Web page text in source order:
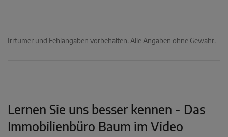
Irrtümer und Fehlangaben vorbehalten. Alle Angaben ohne Gewähr.
Lernen Sie uns besser kennen - Das
Immobilienbüro Baum im Video